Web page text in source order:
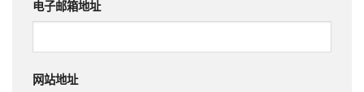
电子邮箱地址
网站地址